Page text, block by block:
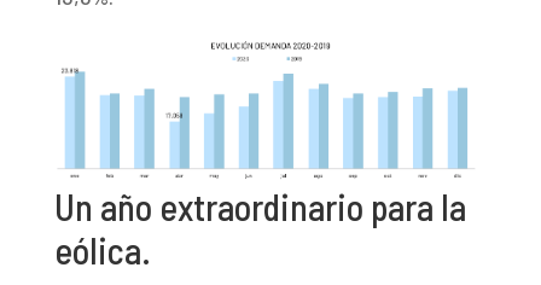
Un año extraordinario para la
eólica.